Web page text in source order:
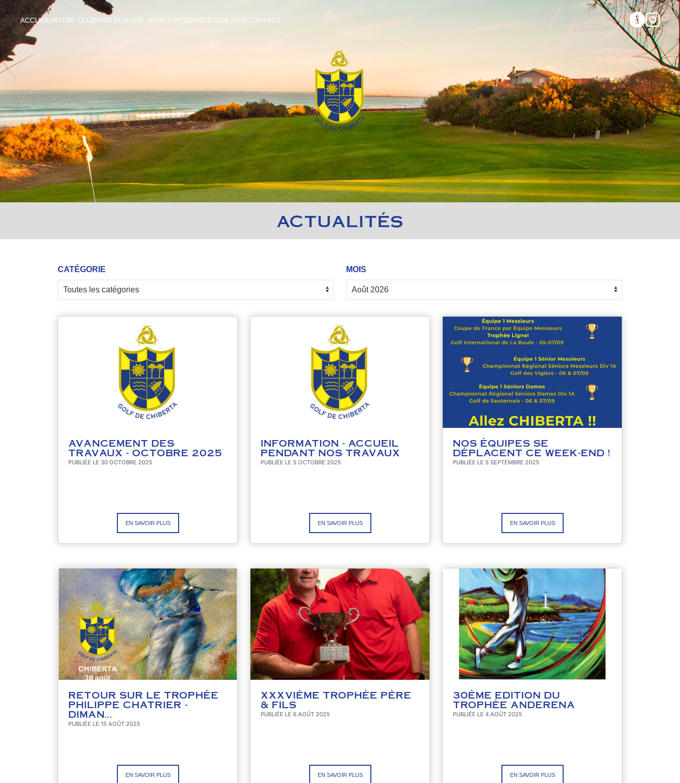
ACCUEIL NOTRE CLUBVISITEURSVIE SPORTIVESERVICESGALERIECONTACT
ACTUALITÉS
CATÉGORIE MOIS
AVANCEMENT DES
TRAVAUX - OCTOBRE 2025
PUBLIÉE LE 30 OCTOBRE 2025
EN SAVOIR PLUS
INFORMATION - ACCUEIL
PENDANT NOS TRAVAUX
PUBLIÉE LE 5 OCTOBRE 2025
EN SAVOIR PLUS
NOS ÉQUIPES SE
DÉPLACENT CE WEEK-END !
PUBLIÉE LE 5 SEPTEMBRE 2025
EN SAVOIR PLUS
RETOUR SUR LE TROPHÉE
PHILIPPE CHATRIER -
DIMAN...
PUBLIÉE LE 15 AOÛT 2025
EN SAVOIR PLUS
XXXVIÈME TROPHÉE PÈRE
& FILS
PUBLIÉE LE 6 AOÛT 2025
EN SAVOIR PLUS
30ÈME EDITION DU
TROPHÉE ANDERENA
PUBLIÉE LE 4 AOÛT 2025
EN SAVOIR PLUS